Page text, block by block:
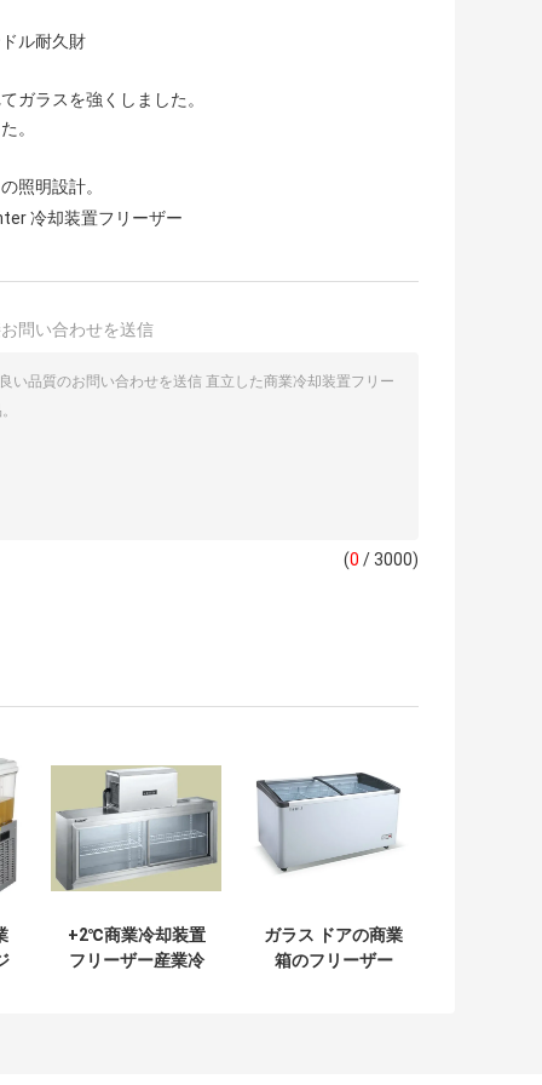
ル耐久財
ガラスを強くしました。
。
照明設計。
冷却装置フリーザー
問い合わせを送信
(0 / 3000)
+2℃商業冷却装置
フリーザー産業冷
ガラス ドアの商業
箱のフリーザー